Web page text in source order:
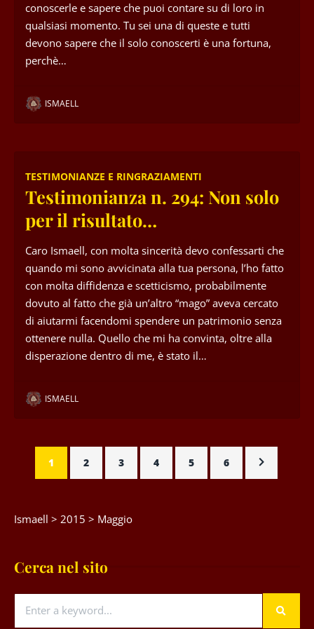
conoscerle e sapere che puoi contare su di loro in
qualsiasi momento. Tu sei una di queste e tutti
devono sapere che il solo conoscerti è una fortuna,
perchè…
ISMAELL
TESTIMONIANZE E RINGRAZIAMENTI
Testimonianza n. 294: Non solo
per il risultato…
Caro Ismaell, con molta sincerità devo confessarti che
quando mi sono avvicinata alla tua persona, l’ho fatto
con molta diffidenza e scetticismo, probabilmente
dovuto al fatto che già un’altro “mago” aveva cercato
di aiutarmi facendomi spendere un patrimonio senza
ottenere nulla. Quello che mi ha convinta, oltre alla
disperazione dentro di me, è stato il…
ISMAELL
1 2 3 4 5 6
Ismaell > 2015 > Maggio
Cerca nel sito